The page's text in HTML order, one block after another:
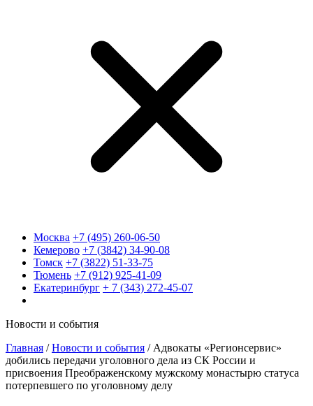
Москва +7 (495) 260-06-50
Кемерово +7 (3842) 34-90-08
Томск +7 (3822) 51-33-75
Тюмень +7 (912) 925-41-09
Екатеринбург + 7 (343) 272-45-07
Новости и события
Главная /Новости и события / Адвокаты «Регионсервис»
добились передачи уголовного дела из СК России и
присвоения Преображенскому мужскому монастырю статуса
потерпевшего по уголовному делу